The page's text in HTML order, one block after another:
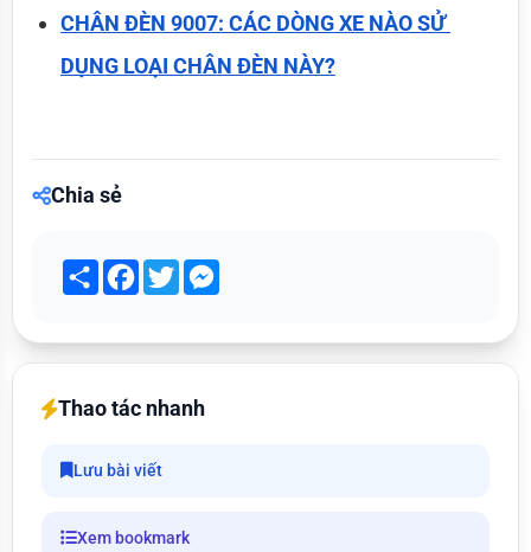
CHÂN ĐÈN 9007: CÁC DÒNG XE NÀO SỬ
DỤNG LOẠI CHÂN ĐÈN NÀY?
Chia sẻ
Share Facebook
Twitter
Thao tác nhanh
Lưu bài viết
Xem bookmark